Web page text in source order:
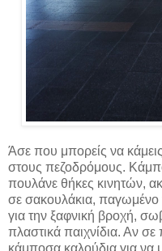
Άσε που μπορείς να
στους πεζοδρόμους.
πουλάνε θήκες κινητών,
σε σακουλάκια,
για την ξαφνική βροχή,
πλαστικά παιχνίδια. Αν σε
κάμποσα καλούδια για να